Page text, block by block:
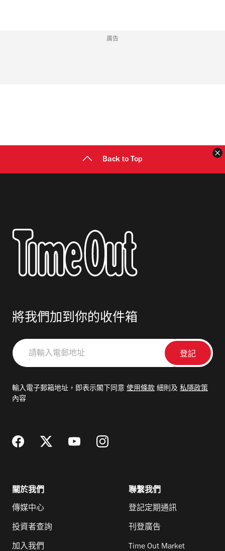
廣告
Back to Top
將我們加到你的收件箱
請
輸
郵
輸入電子郵箱地址，即表示閣下同意 使用條款 細則及 私隱政策
內容
關於我們
傳媒中心
投資者查詢
加入我們
聯繫我們
登記定期通訊
刊登廣告
Time Out Market